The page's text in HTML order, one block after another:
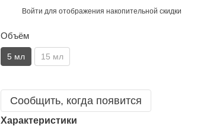
Войти для отображения накопительной скидки
Объём
5 мл 15 мл
Сообщить, когда появится
Характеристики